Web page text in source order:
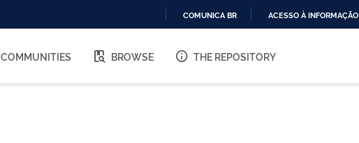
O
COMUNICA BR ACESSO À INFORMAÇÃO
COMMUNITIES BROWSE THE REPOSITORY